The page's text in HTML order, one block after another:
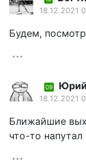
18.12.2021
Будем,
09
18.12.2021
Ближайшие
что-то